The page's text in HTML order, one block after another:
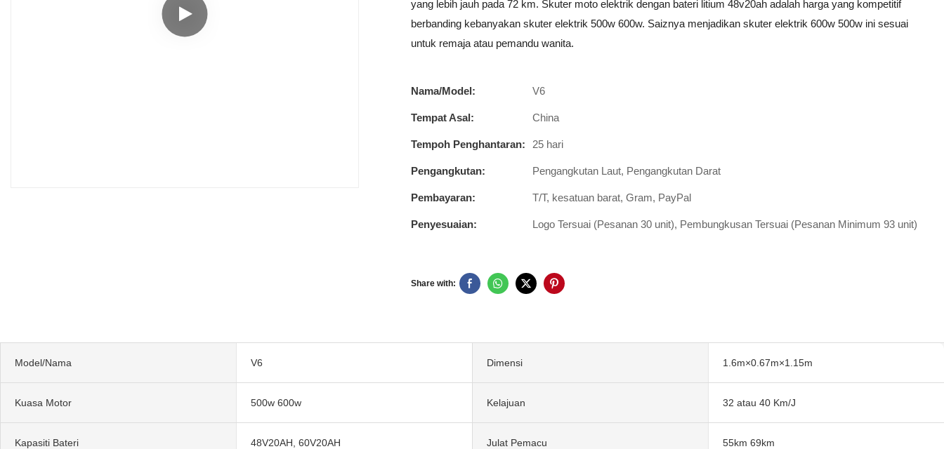
yang lebih jauh pada 72 km. Skuter moto elektrik dengan bateri litium 48v20ah adalah harga yang kompetitif
berbanding kebanyakan skuter elektrik 500w 600w. Saiznya menjadikan skuter elektrik 600w 500w ini sesuai
untuk remaja atau pemandu wanita.
Nama/Model: V6
Tempat Asal: China
Tempoh Penghantaran: 25 hari
Pengangkutan: Pengangkutan Laut, Pengangkutan Darat
Pembayaran: T/T, kesatuan barat, Gram, PayPal
Penyesuaian: Logo Tersuai (Pesanan 30 unit), Pembungkusan Tersuai (Pesanan Minimum 93 unit)
Share with:
Model/Nama V6 Dimensi 1.6m×0.67m×1.15m
Kuasa Motor 500w 600w Kelajuan 32 atau 40 Km/J
Kapasiti Bateri 48V20AH, 60V20AH Julat Pemacu 55km 69km